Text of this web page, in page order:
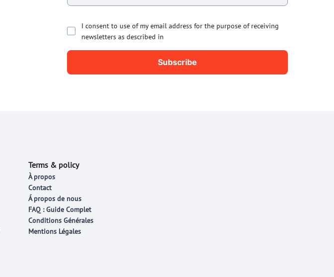
I consent to use of my email address for the purpose of receiving
newsletters as described in
Terms & policy
À propos
Contact
Á propos de nous
FAQ : Guide Complet
Conditions Générales
Mentions Légales